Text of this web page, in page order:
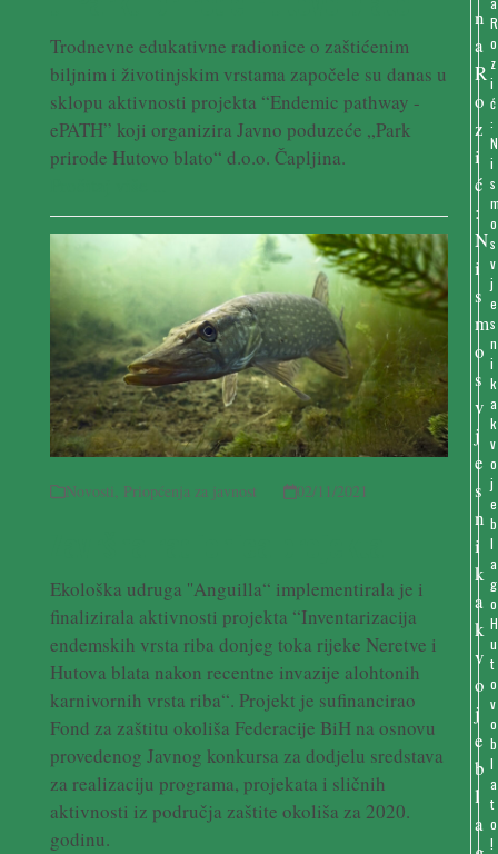
Trodnevne edukativne radionice o zaštićenim
biljnim i životinjskim vrstama započele su danas u
sklopu aktivnosti projekta “Endemic pathway -
ePATH” koji organizira Javno poduzeće „Park
prirode Hutovo blato“ d.o.o. Čapljina.
Novosti, Priopćenja za javnost 02/11/2021
Ekološka udruga ''Anguilla“ implementirala je i
finalizirala aktivnosti projekta “Inventarizacija
endemskih vrsta riba donjeg toka rijeke Neretve i
Hutova blata nakon recentne invazije alohtonih
karnivornih vrsta riba“. Projekt je sufinancirao
Fond za zaštitu okoliša Federacije BiH na osnovu
provedenog Javnog konkursa za dodjelu sredstava
za realizaciju programa, projekata i sličnih
aktivnosti iz područja zaštite okoliša za 2020.
godinu.
R
o
z
i
ć
:
N
i
s
o
s
v
j
e
s
n
i
k
a
k
v
o
j
e
b
l
a
g
o
H
u
t
o
v
o
b
l
a
t
o
!